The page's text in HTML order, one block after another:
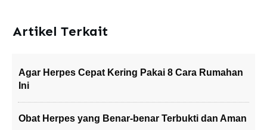
Artikel Terkait
Agar Herpes Cepat Kering Pakai 8 Cara Rumahan
Ini
Obat Herpes yang Benar-benar Terbukti dan Aman